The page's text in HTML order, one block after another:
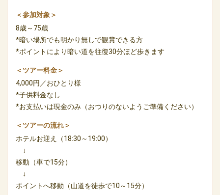
＜参加対象＞
8歳～75歳
*暗い場所でも明かり無しで観賞できる方
*ポイントにより暗い道を往復30分ほど歩きます
＜ツアー料金＞
4,000円／おひとり様
*子供料金なし
*お支払いは現金のみ（おつりのないようご準備ください）
＜ツアーの流れ＞
ホテルお迎え（18:30～19:00）
↓
移動（車で15分）
↓
ポイントへ移動（山道を徒歩で10～15分）